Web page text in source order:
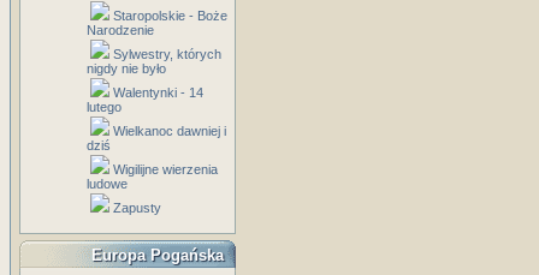
Staropolskie - Boże
Narodzenie
Sylwestry, których
nigdy nie było
Walentynki - 14
lutego
Wielkanoc dawniej i
dziś
Wigilijne wierzenia
ludowe
Zapusty
Europa Pogańska